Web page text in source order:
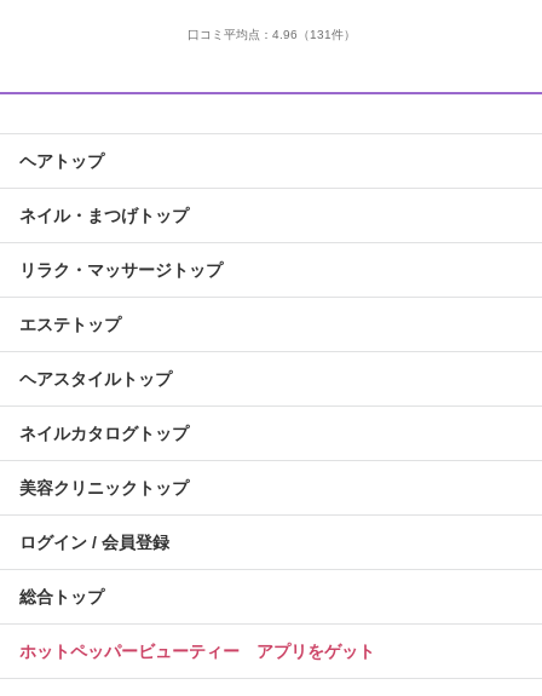
口コミ平均点： 4.96 （131件）
ヘアトップ
ネイル・まつげトップ
リラク・マッサージトップ
エステトップ
ヘアスタイルトップ
ネイルカタログトップ
美容クリニックトップ
ログイン / 会員登録
総合トップ
ホットペッパービューティー アプリをゲット